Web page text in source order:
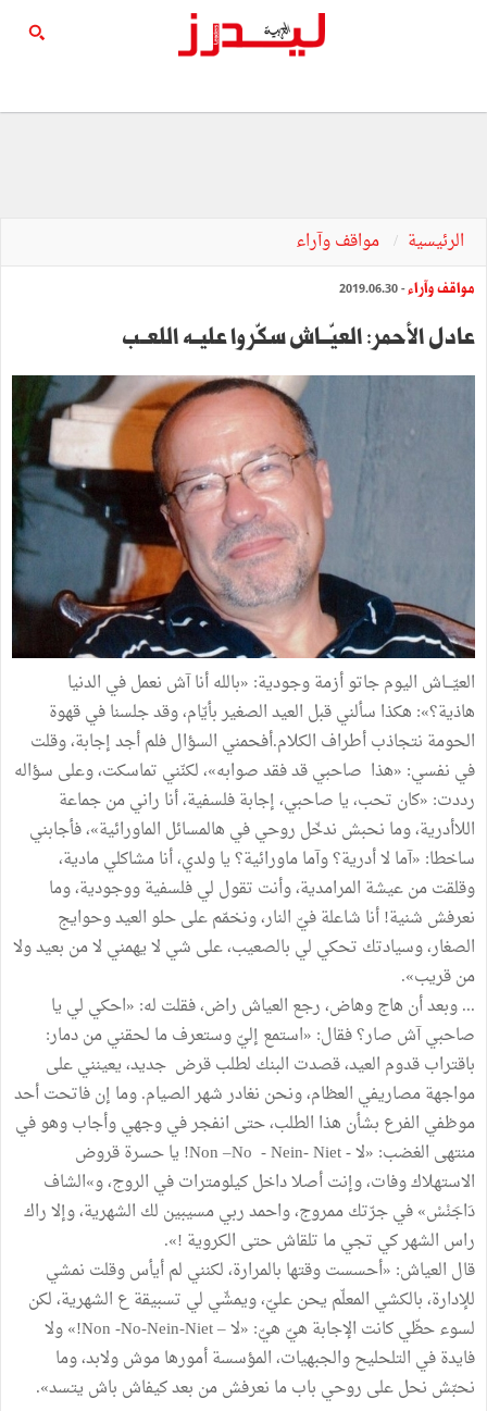
الرئيسية مواقف وآراء
مواقف وآراء- 2019.06.30
عادل الأحمر: العيّـــاش سكّروا عليــه اللعــب
العيّـــاش اليوم جاتو أزمة وجودية: «بالله أنا آش نعمل في الدنيا
هاذية؟»: هكذا سألني قبل العيد الصغير بأيّام، وقد جلسنا في قهوة
الحومة نتجاذب أطراف الكلام.أفحمني السؤال فلم أجد إجابة، وقلت
في نفسي: «هذا صاحبي قد فقد صوابه»، لكنّني تماسكت، وعلى سؤاله
رددت: «كان تحب، يا صاحبي، إجابة فلسفية، أنا راني من جماعة
اللاأدرية، وما نحبش ندخّل روحي في هالمسائل الماورائية»، فأجابني
ساخطا: «آما لا أدرية؟ وآما ماورائية؟ يا ولدي، أنا مشاكلي مادية،
وقلقت من عيشة المرامدية، وأنت تقول لي فلسفية ووجودية، وما
نعرفش شنية! أنا شاعلة فيّ النار، ونخمّم على حلو العيد وحوايج
الصغار، وسيادتك تحكي لي بالصعيب، على شي لا يهمني لا من بعيد ولا
من قريب».
... وبعد أن هاج وهاض، رجع العياش راض، فقلت له: «احكي لي يا
صاحبي آش صار؟ فقال: «استمع إليّ وستعرف ما لحقني من دمار:
باقتراب قدوم العيد، قصدت البنك لطلب قرض جديد، يعينني على
مواجهة مصاريفي العظام، ونحن نغادر شهر الصيام. وما إن فاتحت أحد
موظفي الفرع بشأن هذا الطلب، حتى انفجر في وجهي وأجاب وهو في
منتهى الغضب: «لا - Non –No - Nein- Niet! يا حسرة قروض
الاستهلاك وفات، وإنت أصلا داخل كيلومترات في الروج، و»الشاف
دَاجَنْسْ» في جرّتك ممروج، واحمد ربي مسيبين لك الشهرية، وإلا راك
راس الشهر كي تجي ما تلقاش حتى الكروية !».
قال العياش: «أحسست وقتها بالمرارة، لكنني لم أيأس وقلت نمشي
للإدارة، بالكشي المعلّم يحن عليّ، ويمشّي لي تسبيقة ع الشهرية، لكن
لسوء حظّي كانت الإجابة هيّ هيّ: «لا – Non -No-Nein-Niet!» ولا
فايدة في التلحليح والجبهيات، المؤسسة أمورها موش ولابد، وما
نحبّش نحل على روحي باب ما نعرفش من بعد كيفاش باش يتسد».